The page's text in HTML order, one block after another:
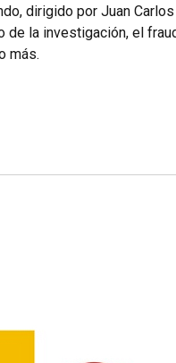
dirigido por Juan
la investigación, el
más.